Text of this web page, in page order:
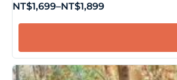
NT$1,699–NT$1,899